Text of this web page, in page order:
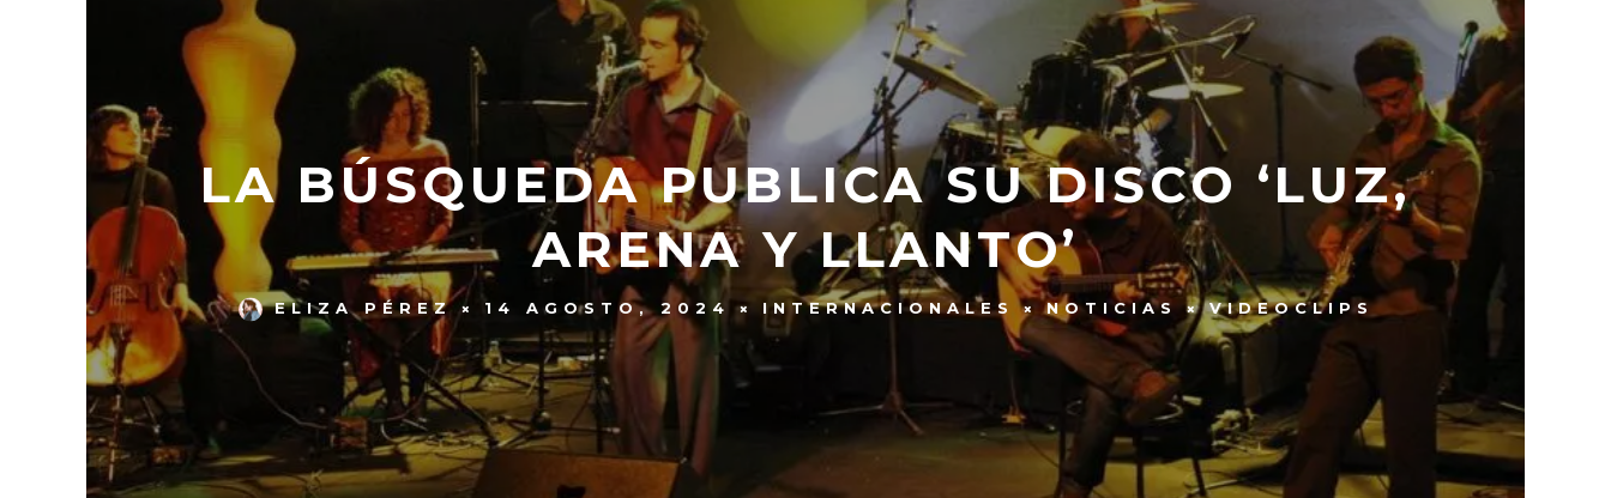
LA BÚSQUEDA PUBLICA SU DISCO ‘LUZ,
ARENA Y LLANTO’
ELIZA PÉREZ 14 AGOSTO, 2024 INTERNACIONALES NOTICIAS VIDEOCLIPS